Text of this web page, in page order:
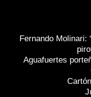
Fernando Molinari:
Aguafuertes